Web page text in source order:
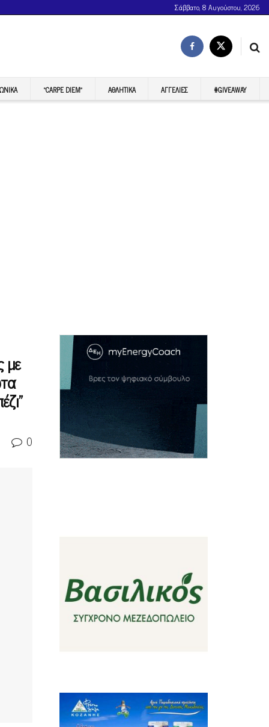
Σάββατο, 8 Αυγούστου, 2026
“CARPE DIEM” ΑΘΛΗΤΙΚΆ ΑΓΓΕΛΊΕΣ #GIVEAWAY
με
0